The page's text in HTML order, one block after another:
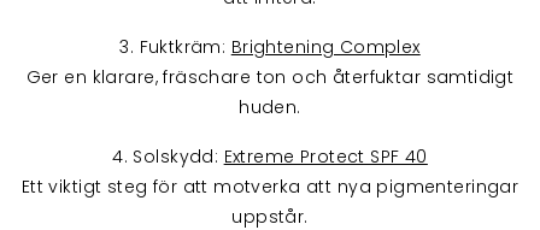
3. Fuktkräm: Brightening Complex
Ger en klarare, fräschare ton och återfuktar samtidigt
huden.
4. Solskydd: Extreme Protect SPF 40
Ett viktigt steg för att motverka att nya pigmenteringar
uppstår.